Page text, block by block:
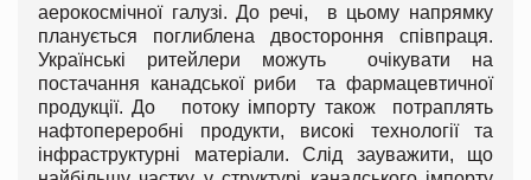
аерокосмічної галузі. До речі, в цьому напрямку
планується поглиблена двостороння співпраця.
Українські ритейлери можуть очікувати на
постачання канадської риби та фармацевтичної
продукції. До потоку імпорту також потраплять
нафтопереробні продукти, високі технології та
інфраструктурні матеріали. Слід зауважити, що